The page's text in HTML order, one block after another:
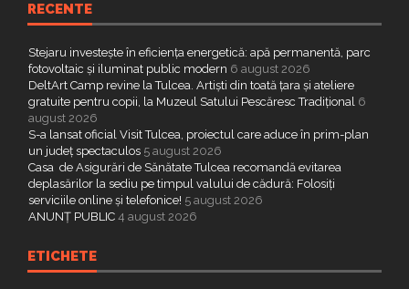
RECENTE
Stejaru investește în eficiența energetică: apă permanentă, parc
fotovoltaic și iluminat public modern 6 august 2026
DeltArt Camp revine la Tulcea. Artiști din toată țara și ateliere
gratuite pentru copii, la Muzeul Satului Pescăresc Tradițional 6
august 2026
S-a lansat oficial Visit Tulcea, proiectul care aduce în prim-plan
un județ spectaculos 5 august 2026
Casa de Asigurări de Sănătate Tulcea recomandă evitarea
deplasărilor la sediu pe timpul valului de cădură: Folosiți
serviciile online și telefonice! 5 august 2026
ANUNȚ PUBLIC 4 august 2026
ETICHETE